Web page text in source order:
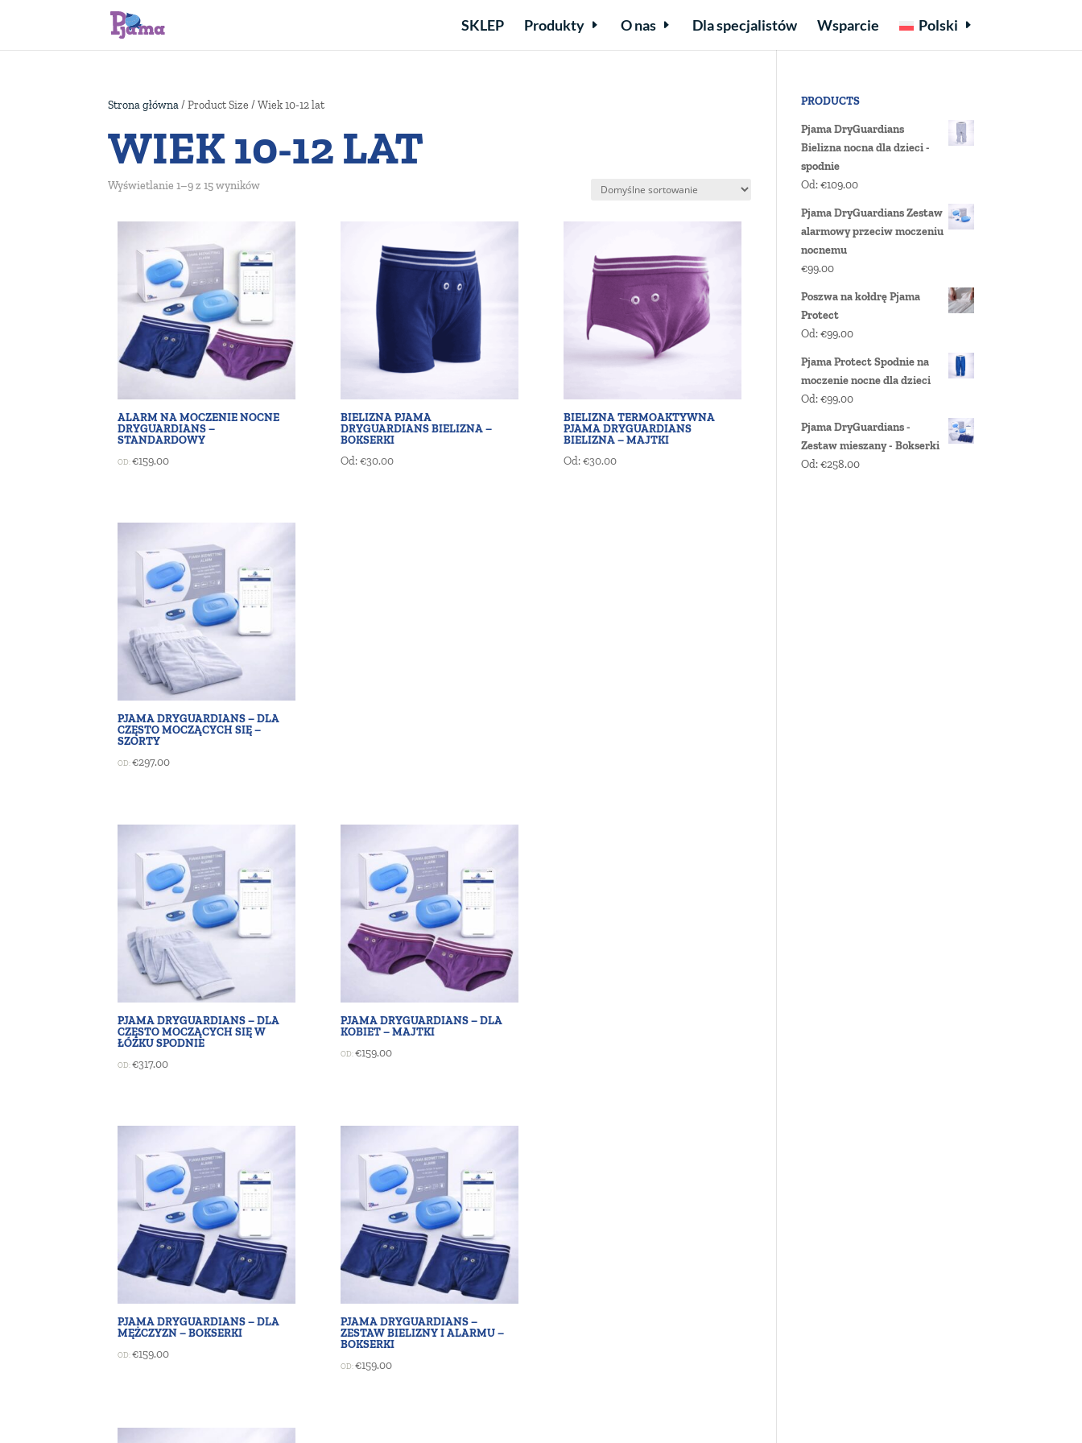
SKLEP Produkty O nas Dla specjalistów Wsparcie Polski
Strona główna/ Product Size / Wiek 10-12 lat
WIEK 10-12 LAT
Wyświetlanie 1–9 z 15 wyników
ALARM NA MOCZENIE NOCNE
DRYGUARDIANS –
STANDARDOWY
OD:€159.00
BIELIZNA PJAMA
DRYGUARDIANS BIELIZNA –
BOKSERKI
Od:€30.00
BIELIZNA TERMOAKTYWNA
PJAMA DRYGUARDIANS
BIELIZNA – MAJTKI
Od:€30.00
PJAMA DRYGUARDIANS – DLA
CZĘSTO MOCZĄCYCH SIĘ –
SZORTY
OD:€297.00
PJAMA DRYGUARDIANS – DLA
CZĘSTO MOCZĄCYCH SIĘ W
ŁÓŻKU SPODNIE
OD:€317.00
PJAMA DRYGUARDIANS – DLA
KOBIET – MAJTKI
OD:€159.00
PJAMA DRYGUARDIANS – DLA
MĘŻCZYZN – BOKSERKI
OD:€159.00
PJAMA DRYGUARDIANS –
ZESTAW BIELIZNY I ALARMU –
BOKSERKI
OD:€159.00
PRODUCTS
Pjama DryGuardians
Bielizna nocna dla dzieci -
spodnie
Od:€109.00
Pjama DryGuardians Zestaw
alarmowy przeciw moczeniu
nocnemu
€99.00
Poszwa na kołdrę Pjama
Protect
Od:€99.00
Pjama Protect Spodnie na
moczenie nocne dla dzieci
Od:€99.00
Pjama DryGuardians -
Zestaw mieszany - Bokserki
Od:€258.00